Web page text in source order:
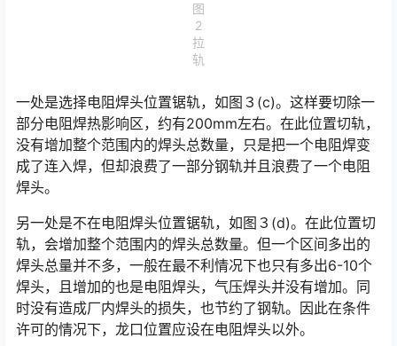
图
2
拉
轨
一处是选择电阻焊头位置锯轨，如图３(c)。这样要切除一
部分电阻焊热影响区，约有200mm左右。在此位置切轨，
没有增加整个范围内的焊头总数量，只是把一个电阻焊变
成了连入焊，但却浪费了一部分钢轨并且浪费了一个电阻
焊头。󠅅󠅃󠄵󠅂󠄪󠇖󠆨󠆨󠇕󠆞󠆒󠅬󠇘󠆭󠆘󠇙󠆝󠅵󠇗󠆭󠆁󠄐󠇗󠅹󠅸󠇖󠆍󠅳󠇖󠅹󠅰󠇖󠆌󠅹
另一处是不在电阻焊头位置锯轨，如图３(d)。在此位置切
轨，会增加整个范围内的焊头总数量。但一个区间多出的
焊头总量并不多，一般在最不利情况下也只有多出6-10个
焊头，且增加的也是电阻焊头，气压焊头并没有增加。同
时没有造成厂内焊头的损失，也节约了钢轨。因此在条件
许可的情况下，龙口位置应设在电阻焊头以外。󠅅󠅃󠄵󠅂󠄪󠇖󠆨󠆨󠇕󠆞󠆒󠅬󠇘󠆭󠆘󠇙󠆝󠅵󠇗󠆭󠆁󠄐󠇗󠅹󠅸󠇖󠆍󠅳󠇖󠅹󠅰󠇖󠆌󠅹